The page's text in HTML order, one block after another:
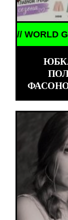
GIRLS ///